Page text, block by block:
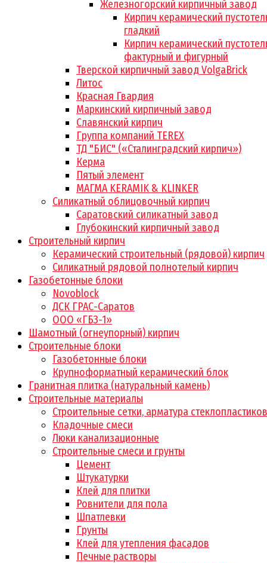
Железногорский кирпичный завод
Кирпич керамический
гладкий
Кирпич керамический
фактурный и фигурный
Тверской кирпичный завод VolgaBrick
Литос
Красная Гвардия
Маркинский кирпичный завод
Славянский кирпич
Группа компаний TEREX
ТД "БИС" («Сталинградский кирпич»)
Керма
Пятый элемент
МАГМА KERAMIK & KLINKER
Силикатный облицовочный кирпич
Саратовский силикатный завод
Глубокинский кирпичный завод
Строительный кирпич
Керамический строительный (рядовой) кирпич
Силикатный рядовой полнотелый кирпич
Газобетонные блоки
Novoblock
ДСК ГРАС-Саратов
ООО «ГБЗ-1»
Шамотный (огнеупорный) кирпич
Строительные блоки
Газобетонные блоки
Крупноформатный керамический блок
Гранитная плитка (натуральный камень)
Строительные материалы
Строительные сетки, арматура
Кладочные смеси
Люки канализационные
Строительные смеси и грунты
Цемент
Штукатурки
Клей для плитки
Ровнители для пола
Шпатлевки
Грунты
Клей для утепления фасадов
Печные растворы